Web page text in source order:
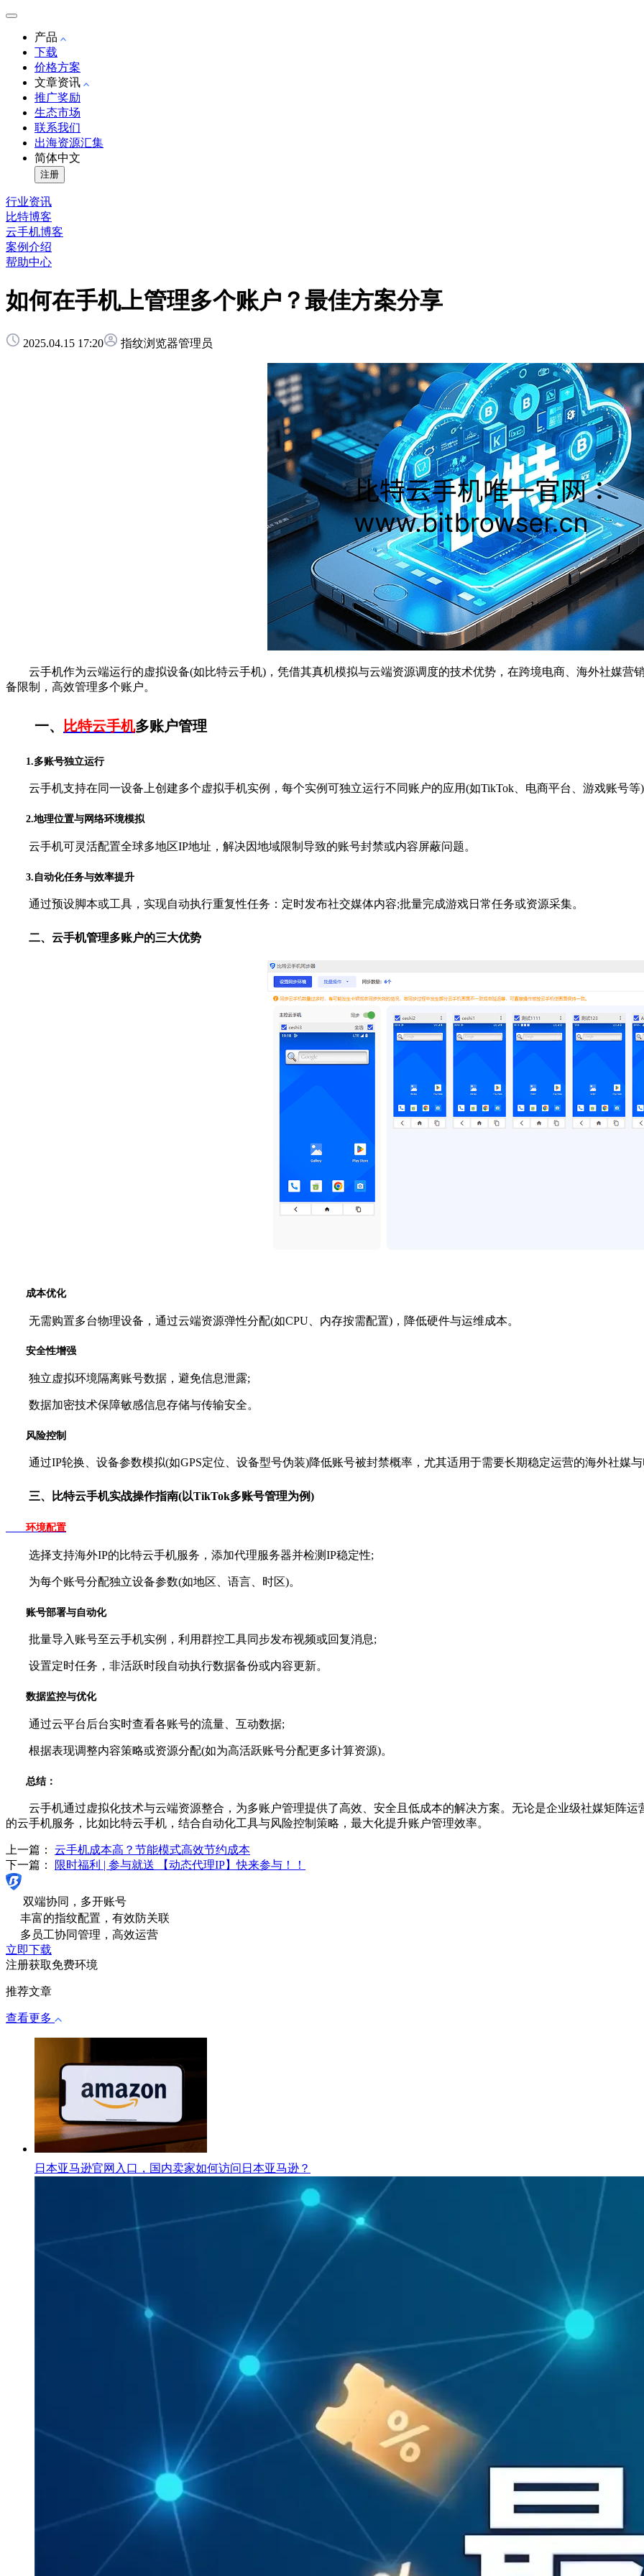
产品
下载
价格方案
文章资讯
推广奖励
生态市场
联系我们
出海资源汇集
简体中文
注册
行业资讯
比特博客
云手机博客
案例介绍
帮助中心
如何在手机上管理多个账户？最佳方案分享
2025.04.15 17:20 指纹浏览器管理员
云手机作为云端运行的虚拟设备(如比特云手机)，凭借其真机模拟与云端资源调度的技术优势，在跨境电商、海外社媒营
备限制，高效管理多个账户。
一、 比特云手机多账户管理
1.多账号独立运行
云手机支持在同一设备上创建多个虚拟手机实例，每个实例可独立运行不同账户的应用(如TikTok、电商平台、游戏账号等)
2.地理位置与网络环境模拟
云手机可灵活配置全球多地区IP地址，解决因地域限制导致的账号封禁或内容屏蔽问题。
3.自动化任务与效率提升
通过预设脚本或工具，实现自动执行重复性任务：定时发布社交媒体内容;批量完成游戏日常任务或资源采集。
二、云手机管理多账户的三大优势
成本优化
无需购置多台物理设备，通过云端资源弹性分配(如CPU、内存按需配置)，降低硬件与运维成本。
安全性增强
独立虚拟环境隔离账号数据，避免信息泄露;
数据加密技术保障敏感信息存储与传输安全。
风险控制
通过IP轮换、设备参数模拟(如GPS定位、设备型号伪装)降低账号被封禁概率，尤其适用于需要长期稳定运营的海外社媒与
三、比特云手机实战操作指南(以TikTok多账号管理为例)
环境配置
选择支持海外IP的比特云手机服务，添加代理服务器并检测IP稳定性;
为每个账号分配独立设备参数(如地区、语言、时区)。
账号部署与自动化
批量导入账号至云手机实例，利用群控工具同步发布视频或回复消息;
设置定时任务，非活跃时段自动执行数据备份或内容更新。
数据监控与优化
通过云平台后台实时查看各账号的流量、互动数据;
根据表现调整内容策略或资源分配(如为高活跃账号分配更多计算资源)。
总结：
云手机通过虚拟化技术与云端资源整合，为多账户管理提供了高效、安全且低成本的解决方案。无论是企业级社媒矩阵运
的云手机服务，比如比特云手机，结合自动化工具与风险控制策略，最大化提升账户管理效率。
上一篇： 云手机成本高？节能模式高效节约成本
下一篇：
限时福利 | 参与就送 【动态代理IP】快来参与！！
双端协同，多开账号
丰富的指纹配置，有效防关联
多员工协同管理，高效运营
立即下载
注册获取免费环境
推荐文章
查看更多
日本亚马逊官网入口，国内卖家如何访问日本亚马逊？